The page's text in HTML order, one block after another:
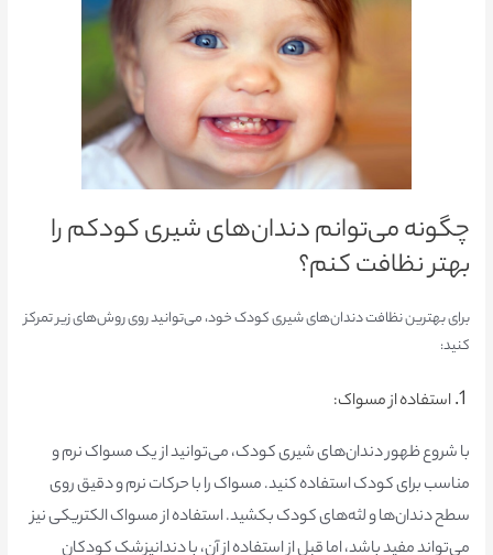
چگونه می‌توانم دندان‌های شیری کودکم را
بهتر نظافت کنم؟
برای بهترین نظافت دندان‌های شیری کودک خود، می‌توانید روی روش‌های زیر تمرکز
کنید:
استفاده از مسواک:
با شروع ظهور دندان‌های شیری کودک، می‌توانید از یک مسواک نرم و
مناسب برای کودک استفاده کنید. مسواک را با حرکات نرم و دقیق روی
سطح دندان‌ها و لثه‌های کودک بکشید. استفاده از مسواک الکتریکی نیز
می‌تواند مفید باشد، اما قبل از استفاده از آن، با دندانپزشک کودکان